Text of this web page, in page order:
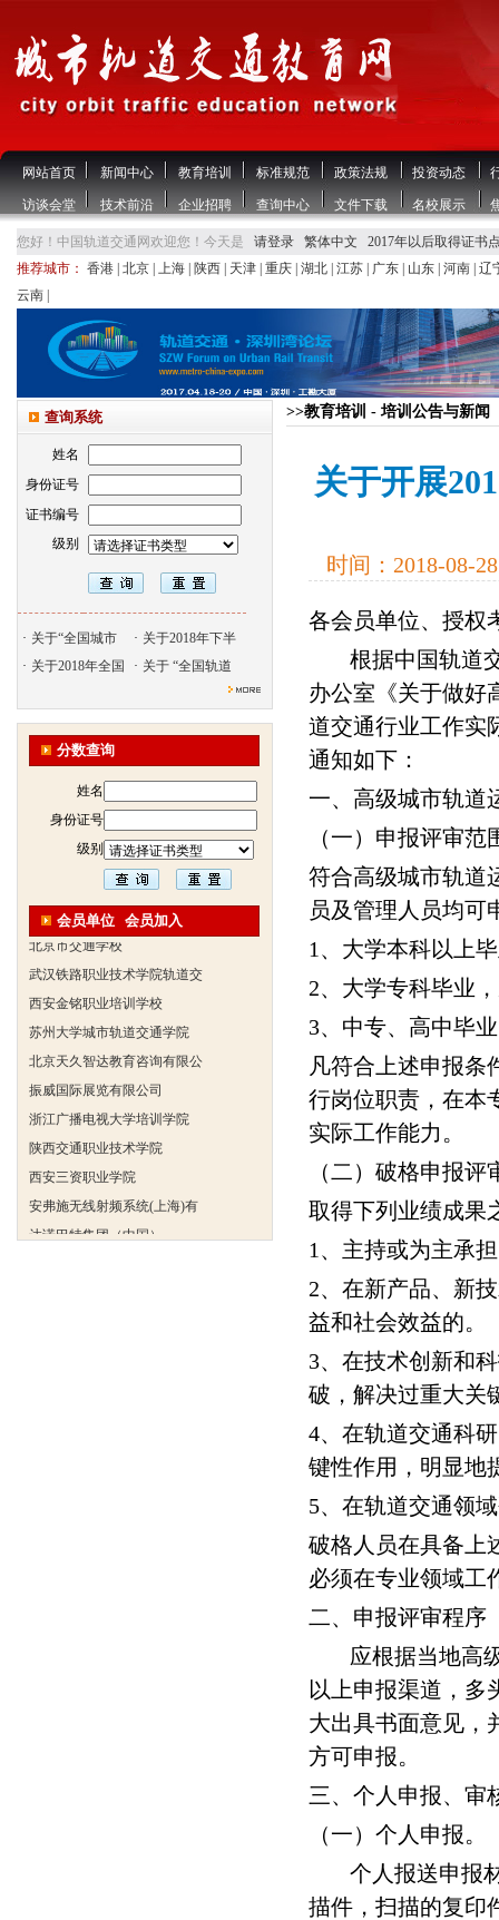
网站首页 新闻中心 教育培训 标准规范 政策法规 投资动态
访谈会堂 技术前沿 企业招聘 查询中心 文件下载 名校展示
您好！中国轨道交通网欢迎您！今天是 请登录 繁体中文
2017年以后取得证书
推荐城市： 香港 北京 上海 陕西 天津 重庆 湖北 江苏 广东 山东 河南 辽
云南
查询系统
姓名
身份证号
证书编号
级别
· 关于“全国城市 · 关于2018年下半
· 关于2018年全国 · 关于 “全国轨道
分数查询
姓名
身份证号
级别
会员单位 会员加入
振威国际展览有限公司
浙江广播电视大学培训学院
安弗施无线射频系统(上海)有
欧姆龙自动化（中国）有限公
中铁隧道勘测设计院有限公司
克诺尔车辆设备（苏州）有限
深圳达实智能股份有限公司
北京市交通学校
武汉铁路职业技术学院轨道交
西安金铭职业培训学校
苏州大学城市轨道交通学院
北京天久智达教育咨询有限公
振威国际展览有限公司
浙江广播电视大学培训学院
陕西交通职业技术学院
西安三资职业学院
安弗施无线射频系统(上海)有
达诺巴特集团（中国）
欧姆龙自动化（中国）有限公
>>教育培训 - 培训公告与新闻
关于开展
时间： 2018-08-28
各会员单位、授权
根据中国轨道
办公室《关于做好
道交通行业工作实
通知如下：
一、高级城市轨道
（一）申报评审范
符合高级城市轨道
员及管理人员均可
1、大学本科以上
2、大学专科毕业
3、中专、高中毕
凡符合上述申报条
行岗位职责，在本
实际工作能力。
（二）破格申报评
取得下列业绩成果
1、主持或为主承
2、在新产品、新
益和社会效益的。
3、在技术创新和
破，解决过重大关
4、在轨道交通科
键性作用，明显地
5、在轨道交通领
破格人员在具备上
必须在专业领域工
二、申报评审程序
应根据当地高
以上申报渠道，多
大出具书面意见，
方可申报。
三、个人申报、审
（一）个人申报。
个人报送申报
描件，扫描的复印